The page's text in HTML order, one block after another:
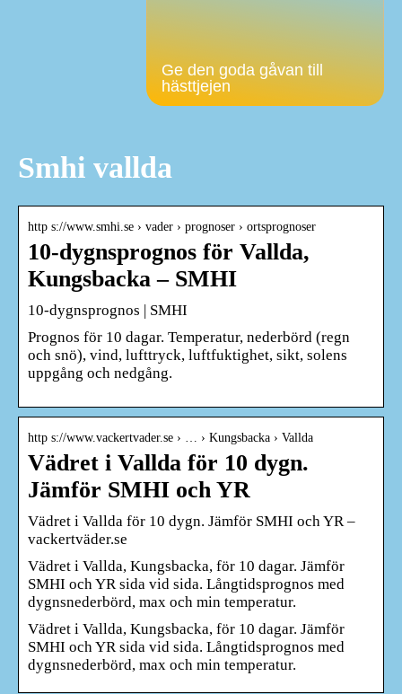
Ge den goda gåvan till
hästtjejen
Smhi vallda
http s://www.smhi.se › vader › prognoser › ortsprognoser
10-dygnsprognos för Vallda,
Kungsbacka – SMHI
10-dygnsprognos | SMHI
Prognos för 10 dagar. Temperatur, nederbörd (regn
och snö), vind, lufttryck, luftfuktighet, sikt, solens
uppgång och nedgång.
http s://www.vackertvader.se › … › Kungsbacka › Vallda
Vädret i Vallda för 10 dygn.
Jämför SMHI och YR
Vädret i Vallda för 10 dygn. Jämför SMHI och YR –
vackertväder.se
Vädret i Vallda, Kungsbacka, för 10 dagar. Jämför
SMHI och YR sida vid sida. Långtidsprognos med
dygnsnederbörd, max och min temperatur.
Vädret i Vallda, Kungsbacka, för 10 dagar. Jämför
SMHI och YR sida vid sida. Långtidsprognos med
dygnsnederbörd, max och min temperatur.